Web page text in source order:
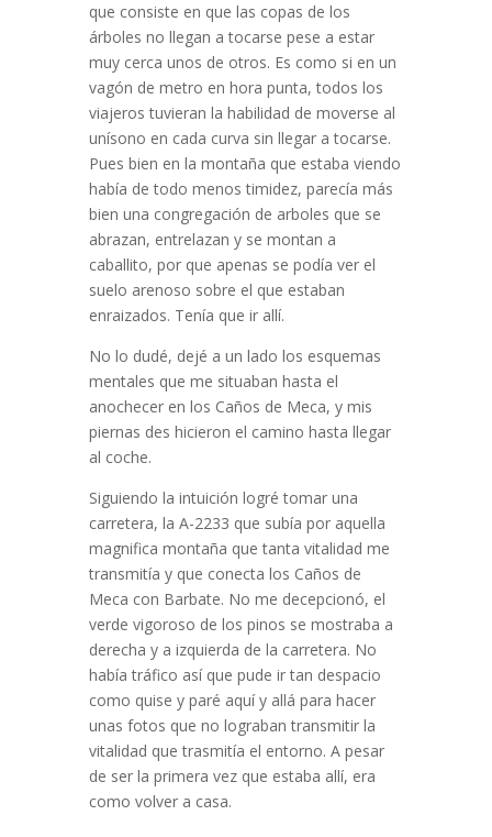
que consiste en que las copas de los
árboles no llegan a tocarse pese a estar
muy cerca unos de otros. Es como si en un
vagón de metro en hora punta, todos los
viajeros tuvieran la habilidad de moverse al
unísono en cada curva sin llegar a tocarse.
Pues bien en la montaña que estaba viendo
había de todo menos timidez, parecía más
bien una congregación de arboles que se
abrazan, entrelazan y se montan a
caballito, por que apenas se podía ver el
suelo arenoso sobre el que estaban
enraizados. Tenía que ir allí.
No lo dudé, dejé a un lado los esquemas
mentales que me situaban hasta el
anochecer en los Caños de Meca, y mis
piernas des hicieron el camino hasta llegar
al coche.
Siguiendo la intuición logré tomar una
carretera, la A-2233 que subía por aquella
magnifica montaña que tanta vitalidad me
transmitía y que conecta los Caños de
Meca con Barbate. No me decepcionó, el
verde vigoroso de los pinos se mostraba a
derecha y a izquierda de la carretera. No
había tráfico así que pude ir tan despacio
como quise y paré aquí y allá para hacer
unas fotos que no lograban transmitir la
vitalidad que trasmitía el entorno. A pesar
de ser la primera vez que estaba allí, era
como volver a casa.